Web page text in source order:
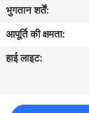
संपर्क
करें
समाचार
भुगतान शर्तें:
आपूर्ति की क्षमता:
हाई लाइट: